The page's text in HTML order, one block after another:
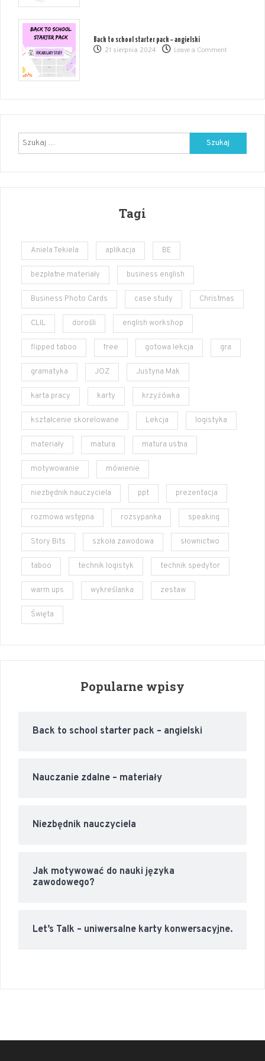
Back to school starter pack – angielski
21 sierpnia 2024 Leave a Comment
Szukaj:
Tagi
Aniela Tekiela aplikacja BE
bezpłatne materiały business english
Business Photo Cards case study Christmas
CLIL dorośli english workshop
flipped taboo free gotowa lekcja gra
gramatyka JOZ Justyna Mak
karta pracy karty krzyżówka
kształcenie skorelowane Lekcja logistyka
materiały matura matura ustna
motywowanie mówienie
niezbędnik nauczyciela ppt prezentacja
rozmowa wstępna rozsypanka speaking
Story Bits szkoła zawodowa słownictwo
taboo technik logistyk technik spedytor
warm ups wykreślanka zestaw
Święta
Popularne wpisy
Back to school starter pack – angielski
Nauczanie zdalne – materiały
Niezbędnik nauczyciela
Jak motywować do nauki języka
zawodowego?
Let’s Talk – uniwersalne karty konwersacyjne.